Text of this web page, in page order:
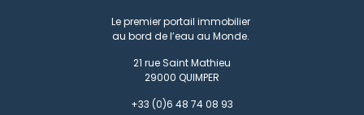
Le premier portail immobilier
au bord de l’eau au Monde.
21 rue Saint Mathieu
29000 QUIMPER
+33 (0)6 48 74 08 93